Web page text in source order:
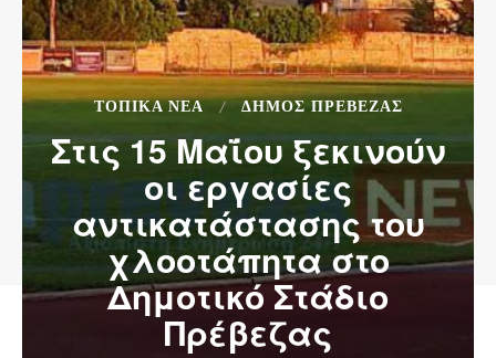
ΤΟΠΙΚΆ ΝΈΑ ΔΉΜΟΣ ΠΡΈΒΕΖΑΣ
Στις 15 Μαΐου ξεκινούν
οι εργασίες
αντικατάστασης του
χλοοτάπητα στο
Δημοτικό Στάδιο
Πρέβεζας